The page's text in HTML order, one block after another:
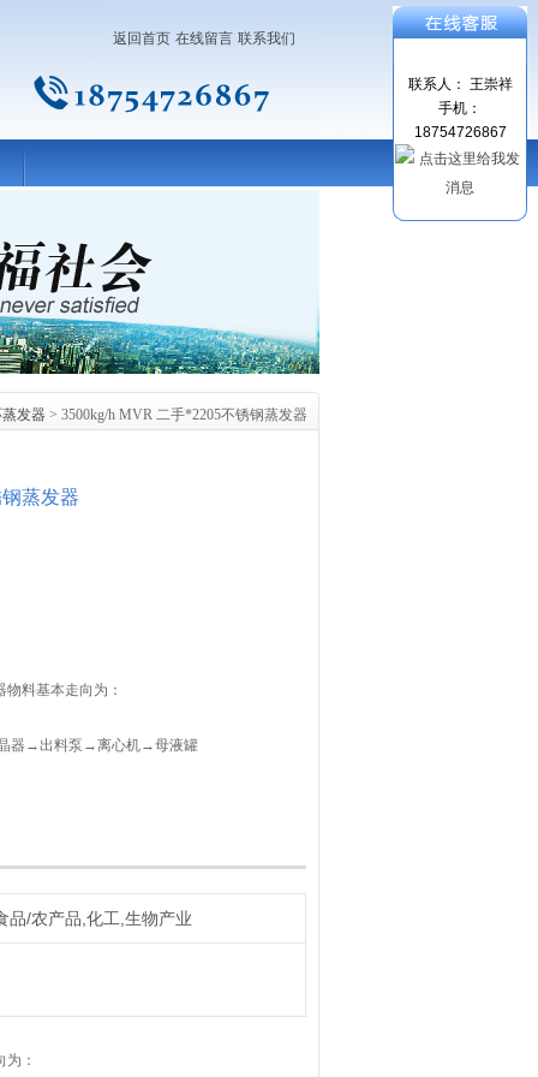
返回首页 在线留言 联系我们
发器 > 3500kg/h MVR 二手*2205不锈钢蒸发器
蒸发器
料基本走向为：
器→出料泵→离心机→母液罐
馈现场情况
品/农产品,化工,生物产业
：
联系人： 王崇祥
手机：
18754726867